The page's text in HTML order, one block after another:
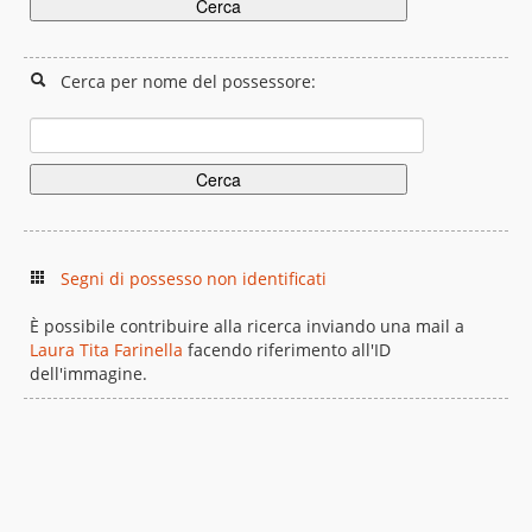
Cerca per nome del possessore:
Segni di possesso non identificati
È possibile contribuire alla ricerca inviando una mail a
Laura Tita Farinella facendo riferimento all'ID
dell'immagine.